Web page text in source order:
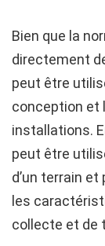
Bien que la
directement
peut être
conception et
installations.
peut être
d’un terrain
les
collecte et de